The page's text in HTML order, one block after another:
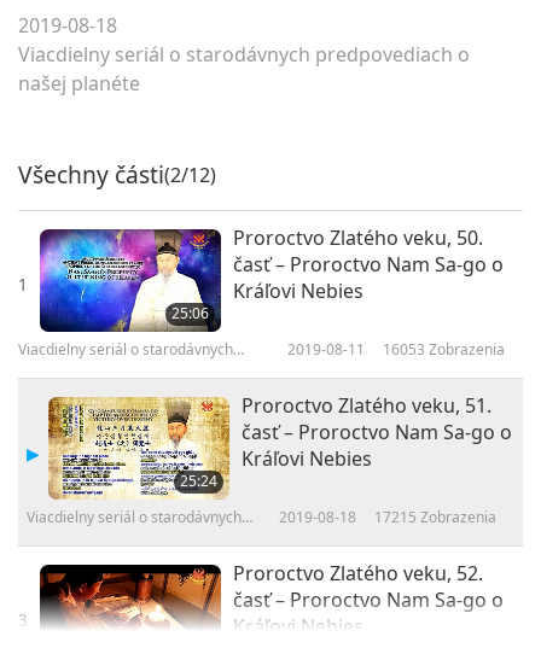
2019-08-18
Viacdielny seriál o starodávnych predpovediach o
našej planéte
Všechny části(2/12)
1
25:06
Proroctvo Zlatého veku, 50.
časť – Proroctvo Nam Sa-go o
Kráľovi Nebies
Viacdielny seriál o starodávnych
2019-08-11 16053 Zobrazenia
25:24
Proroctvo Zlatého veku, 51.
časť – Proroctvo Nam Sa-go o
Kráľovi Nebies
Viacdielny seriál o starodávnych
2019-08-18 17215 Zobrazenia
3
Proroctvo Zlatého veku, 52.
časť – Proroctvo Nam Sa-go o
Kráľovi Nebies